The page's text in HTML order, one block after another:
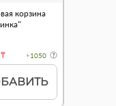
корзина
+1050